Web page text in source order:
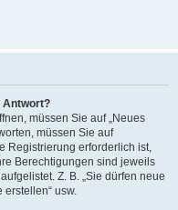
Antwort?
müssen Sie auf „Neues
müssen Sie auf
Registrierung erforderlich ist,
Berechtigungen sind jeweils
Z. B. „Sie dürfen neue
erstellen“ usw.